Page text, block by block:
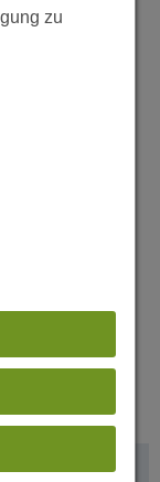
bezogen
zu